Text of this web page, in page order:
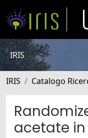
IRIS
IRIS Catalogo
acetate